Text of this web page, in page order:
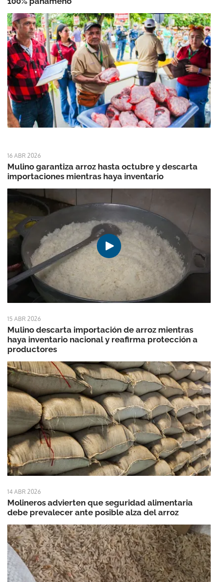
16 ABR 2026
Mulino garantiza arroz hasta octubre y descarta
importaciones mientras haya inventario
15 ABR 2026
Mulino descarta importación de arroz mientras
haya inventario nacional y reafirma protección a
productores
14 ABR 2026
Molineros advierten que seguridad alimentaria
debe prevalecer ante posible alza del arroz